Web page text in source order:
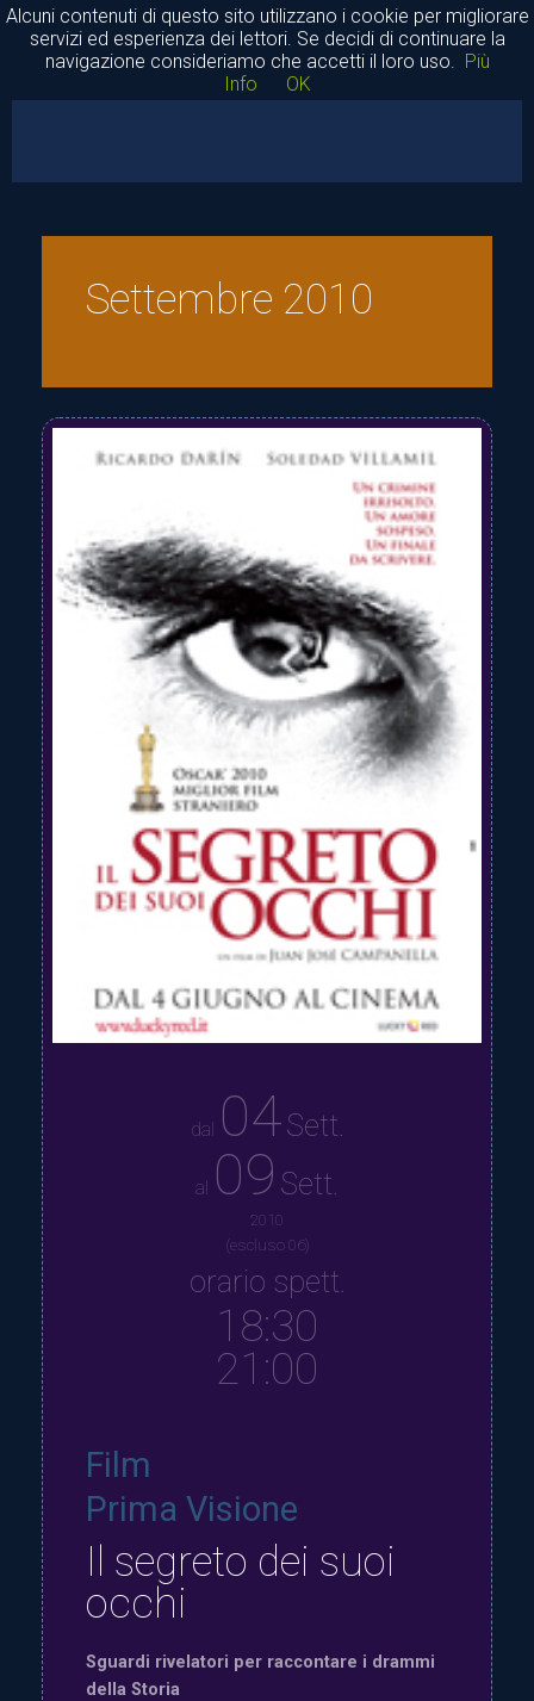
Piccolo Osservatorio Universale Garzia
Home
Rassegne
Teatro
News
Informazioni
Trasparenza
Settembre 2010
dal 04Sett.
al 09 Sett.
2010
(escluso 06)
orario spett.
18:30
21:00
Film
Prima Visione
Il segreto dei suoi
occhi
Sguardi rivelatori per raccontare i drammi
della Storia
Alcuni contenuti di questo sito utilizzano i cookie per migliorare
servizi ed esperienza dei lettori. Se decidi di continuare la
navigazione consideriamo che accetti il loro uso. Più
Info
OK